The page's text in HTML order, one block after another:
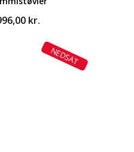
kr.Den
pris
er:
996,00 kr..
NEDSAT